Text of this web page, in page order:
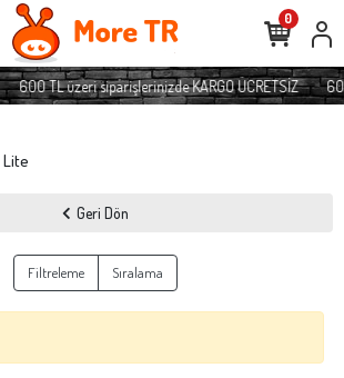
600 TL üzeri siparişlerinizde KARGO ÜCRETSİZ
0
Lite
Geri Dön
Filtreleme Sıralama